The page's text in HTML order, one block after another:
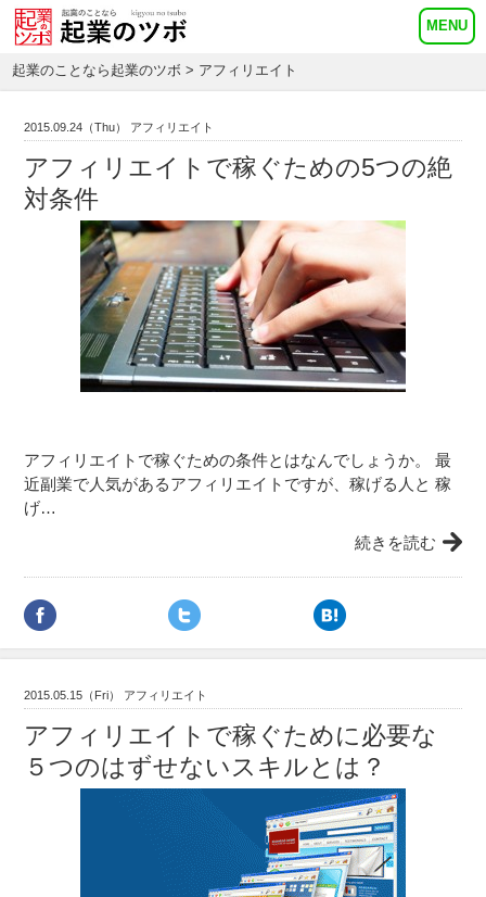
起業のことなら起業のツボ > アフィリエイト
2015.09.24（Thu） アフィリエイト
アフィリエイトで稼ぐための5つの絶
対条件
アフィリエイトで稼ぐための条件とはなんでしょうか。 最
近副業で人気があるアフィリエイトですが、稼げる人と 稼
げ…
続きを読む
2015.05.15（Fri） アフィリエイト
アフィリエイトで稼ぐために必要な
５つのはずせないスキルとは？